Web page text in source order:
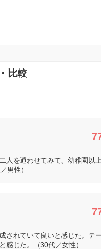
比較
人を通わせてみて、幼稚園以
男性）
されていて良いと感じた。テ
感じた。（30代／女性）